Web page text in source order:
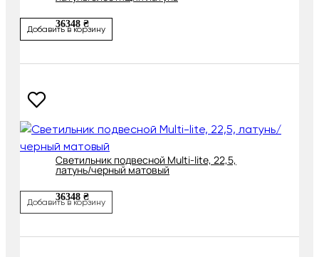
36348 ₴
Добавить в корзину
Светильник подвесной Multi-lite, 22,5,
латунь/черный матовый
36348 ₴
Добавить в корзину